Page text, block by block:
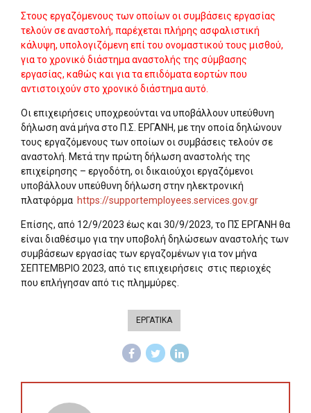
Στους εργαζόμενους των οποίων οι συμβάσεις εργασίας
τελούν σε αναστολή, παρέχεται πλήρης ασφαλιστική
κάλυψη, υπολογιζόμενη επί του ονομαστικού τους μισθού,
για το χρονικό διάστημα αναστολής της σύμβασης
εργασίας, καθώς και για τα επιδόματα εορτών που
αντιστοιχούν στο χρονικό διάστημα αυτό.
Οι επιχειρήσεις υποχρεούνται να υποβάλλουν υπεύθυνη
δήλωση ανά μήνα στο Π.Σ. ΕΡΓΑΝΗ, με την οποία δηλώνουν
τους εργαζόμενους των οποίων οι συμβάσεις τελούν σε
αναστολή. Μετά την πρώτη δήλωση αναστολής της
επιχείρησης – εργοδότη, οι δικαιούχοι εργαζόμενοι
υποβάλλουν υπεύθυνη δήλωση στην ηλεκτρονική
πλατφόρμα https://supportemployees.services.gov.gr
Επίσης, από 12/9/2023 έως και 30/9/2023, το ΠΣ ΕΡΓΑΝΗ θα
είναι διαθέσιμο για την υποβολή δηλώσεων αναστολής των
συμβάσεων εργασίας των εργαζομένων για τον μήνα
ΣΕΠΤΕΜΒΡΙΟ 2023, από τις επιχειρήσεις στις περιοχές
που επλήγησαν από τις πλημμύρες.
ΕΡΓΑΤΙΚΑ